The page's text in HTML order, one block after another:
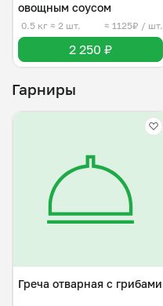
овощным соусом
0.5 кг ≈ 2 шт. ≈ 1125₽ / шт.
2 250 ₽
Гарниры
Греча отварная с грибами